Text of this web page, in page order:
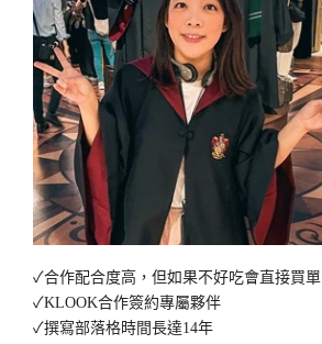
✓合作配合度高，但如果不好吃會直接買單
✓KLOOK合作簽約專屬夥伴
✓撰寫部落格時間長達14年